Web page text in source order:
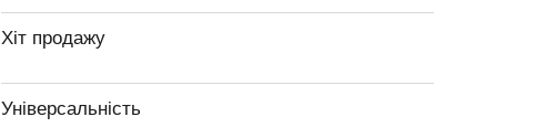
Хіт продажу
Універсальність